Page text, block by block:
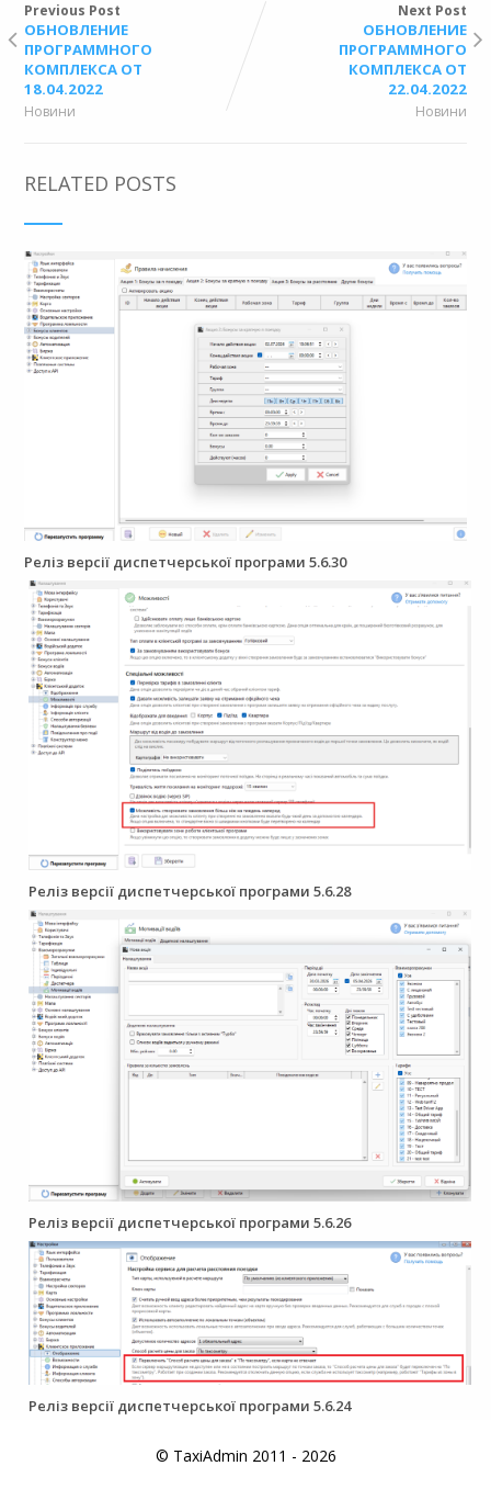
Previous Post
ОБНОВЛЕНИЕ
ПРОГРАММНОГО
КОМПЛЕКСА ОТ
18.04.2022
Новини
Next Post
ОБНОВЛЕНИЕ
ПРОГРАММНОГО
КОМПЛЕКСА ОТ
22.04.2022
Новини
RELATED POSTS
Реліз версії диспетчерської програми 5.6.30
Реліз версії диспетчерської програми 5.6.28
Реліз версії диспетчерської програми 5.6.26
Реліз версії диспетчерської програми 5.6.24
© TaxiAdmin 2011 - 2026